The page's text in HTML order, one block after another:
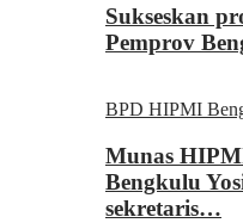
Sukseskan
Pemprov
BPD HIPMI
Munas
Bengkulu
sekretaris…